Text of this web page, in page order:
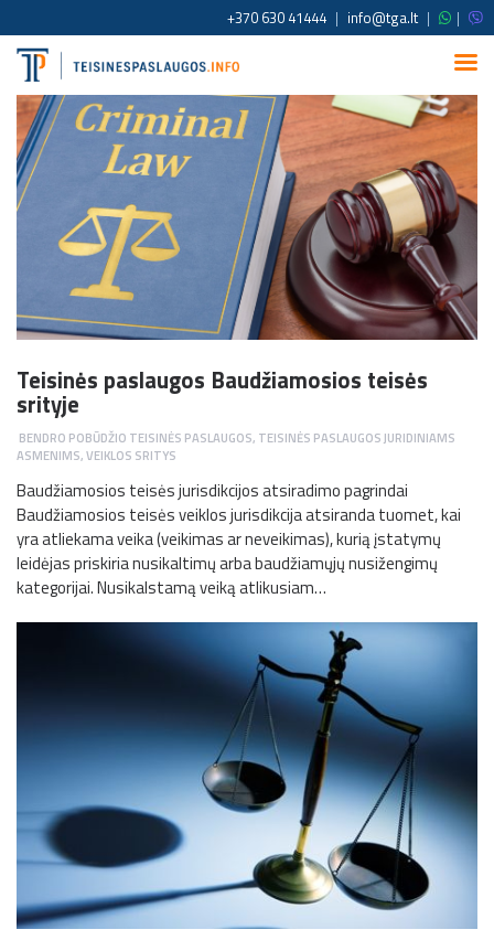
+370 630 41444 | info@tga.lt | |
Teisinės paslaugos Baudžiamosios teisės
srityje
BENDRO POBŪDŽIO TEISINĖS PASLAUGOS, TEISINĖS PASLAUGOS JURIDINIAMS
ASMENIMS,VEIKLOS SRITYS
Baudžiamosios teisės jurisdikcijos atsiradimo pagrindai
Baudžiamosios teisės veiklos jurisdikcija atsiranda tuomet, kai
yra atliekama veika (veikimas ar neveikimas), kurią įstatymų
leidėjas priskiria nusikaltimų arba baudžiamųjų nusižengimų
kategorijai. Nusikalstamą veiką atlikusiam…